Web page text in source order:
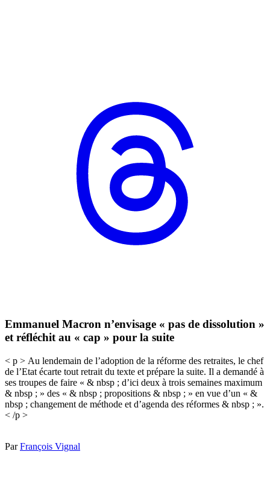
Emmanuel Macron n’envisage « pas de dissolution »
et réfléchit au « cap » pour la suite
< p > Au lendemain de l’adoption de la réforme des retraites, le chef
de l’Etat écarte tout retrait du texte et prépare la suite. Il a demandé à
ses troupes de faire « & nbsp ; d’ici deux à trois semaines maximum
& nbsp ; » des « & nbsp ; propositions & nbsp ; » en vue d’un « &
nbsp ; changement de méthode et d’agenda des réformes & nbsp ; ».
< /p >
ParFrançois Vignal